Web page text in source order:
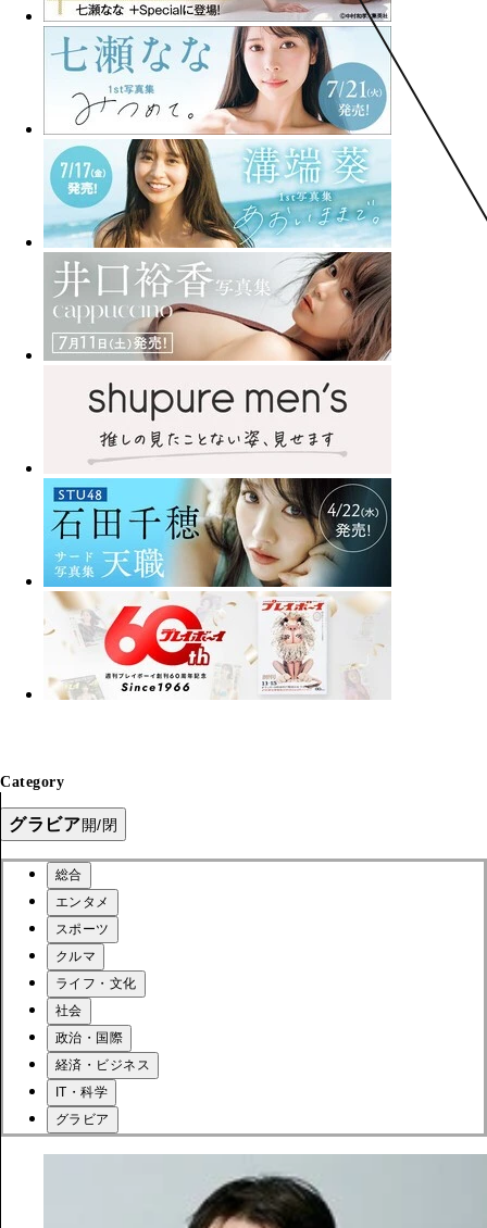
Category
グラビア開/閉
総合
エンタメ
スポーツ
クルマ
ライフ・文化
社会
政治・国際
経済・ビジネス
IT・科学
グラビア